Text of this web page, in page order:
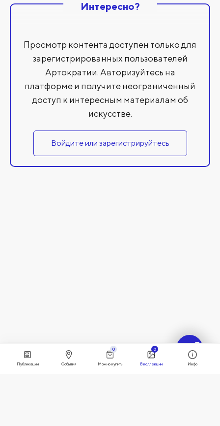
Публикации События Можно купить
0
В коллекции
0
Инфо
Интересно?
Просмотр контента доступен только для
зарегистрированных пользователей
Артократии. Авторизуйтесь на
платформе и получите неограниченный
доступ к интересным материалам об
искусстве.
Войдите или зарегистрируйтесь